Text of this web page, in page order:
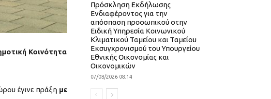
Κοινότητα
έγινε πράξη με
Πρόσκληση Εκδήλωσης
Ενδιαφέροντος για την
απόσπαση προσωπικού στην
Ειδική Υπηρεσία Κοινωνικού
Κλιματικού Ταμείου και Ταμείου
Εκσυγχρονισμού του Υπουργείου
Εθνικής Οικονομίας και
Οικονομικών
07/08/2026 08:14